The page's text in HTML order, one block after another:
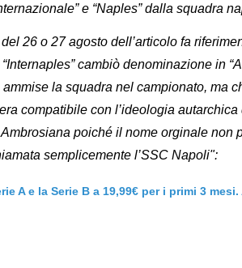
e “Naples” dalla squadra
26 o 27 agosto dell’articolo fa
cambiò denominazione in
ammise la squadra nel campionato, ma
compatibile con l’ideologia
poiché il nome orginale non
semplicemente l’SSC Napoli":
A e la Serie B a 19,99€ per i primi 3